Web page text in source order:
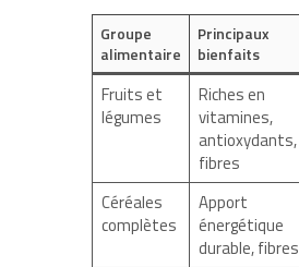
Groupe
alimentaire
Principaux
bienfaits
Fruits et
légumes
Riches en
vitamines,
antioxydants,
fibres
Céréales
complètes
Apport
énergétique
durable, fibres